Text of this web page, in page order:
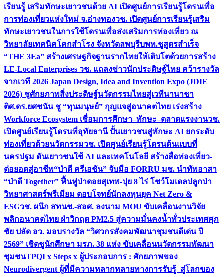
เรียนรู้ เสริมทักษะเยาวชนด้วย AI เปิดศูนย์การเรียนรู้โดรนเพื่อ
การท่องเที่ยวแห่งใหม่ จ.อ่างทองวช. เปิดศูนย์การเรียนรู้เสริม
ทักษะเยาวชนในการใช้โดรนเพื่อส่งเสริมการท่องเที่ยว ณ
วิทยาลัยเทคนิคโคกสำโรง จังหวัดลพบุรีบพท.ชูสูตรสำเร็จ
“THE 3Ea” สร้างเศรษฐกิจฐานรากไทยให้เติบโตด้วยการสร้าง
LE-Local Enterprises วช. แถลงข่าวนักประดิษฐ์ไทย คว้ารางวัล
จากเวที 2026 Japan Design, Idea and Invention Expo (JDIE
2026) ชูศักยภาพสิ่งประดิษฐ์นวัตกรรมไทยสู่เวทีนานาชา
ติศ.ดร.ยศชนัน ชู “ทุนมนุษย์” กุญแจสู่อนาคตไทย เร่งสร้าง
Workforce Ecosystem เชื่อมการศึกษา–ทักษะ–ตลาดแรงงานวช.
เปิดศูนย์เรียนรู้โดรนที่อุทัยธานี ปั้นเยาวชนสู่ทักษะ AI ยกระดับ
ท่องเที่ยวด้วยนวัตกรรมวช. เปิดศูนย์เรียนรู้โดรนต้นแบบที่
นครปฐม ดันเยาวชนใช้ AI และเทคโนโลยี สร้างสื่อท่องเที่ยว-
ต่อยอดสู่อาชีพ“ป่าดี ครีเอชัน” จับมือ FORRU มช. นำทัพอาสา
“ป่าดี Together” ฟื้นฟูป่าดอยสุเทพ-ปุย 8 ไร่ โชว์โมเดลปลูกป่า
วิทยาศาสตร์พรีเมียม ตอบโจทย์นักลงทุนยุค Net Zero &
ESGวช. ผนึก สทนช.-สอศ. ลงนาม MOU ขับเคลื่อนงานวิจัย
พลิกอนาคตไทย ฝ่าวิกฤต PM2.5 สู่ความมั่นคงน้ำทั่วประเทศศุภ
ชัย ปลัด อว. มอบรางวัล “วิศวกรสังคมพัฒนาชุมชนดีเด่น ปี
2569” เชิดชูนักศึกษา มรภ. 38 แห่ง ขับเคลื่อนนวัตกรรมพัฒนา
ชุมชนTPQI x Steps x ผู้ประกอบการ : ศักยภาพของ
Neurodivergent ผู้ที่มีความหลากหลายทางการรับรู้ สู่โลกของ